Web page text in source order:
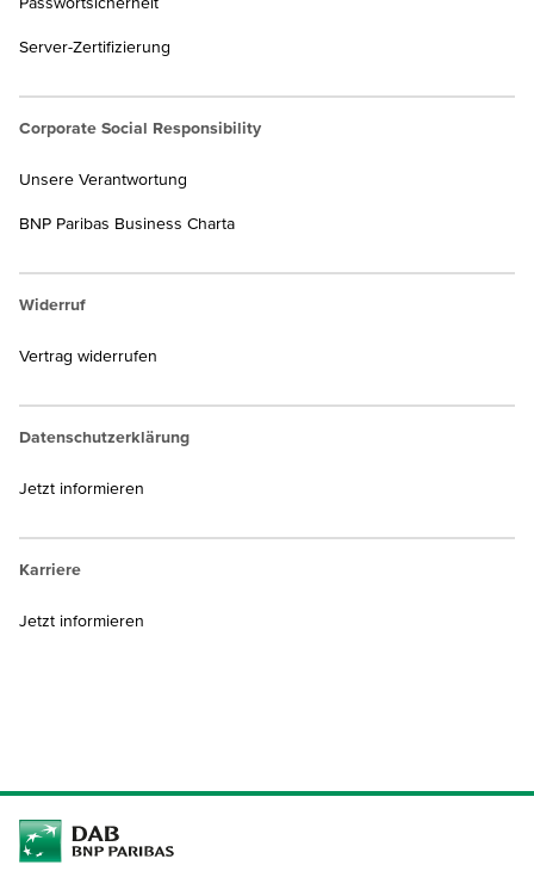
Server-Zertifizierung
Corporate Social Responsibility
Unsere Verantwortung
BNP Paribas Business Charta
Widerruf
Vertrag widerrufen
Datenschutzerklärung
Jetzt informieren
Karriere
Jetzt informieren